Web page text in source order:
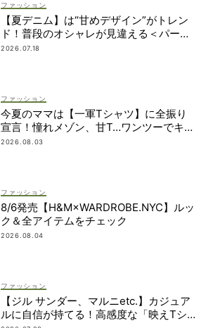
ファッション
【夏デニム】は“甘めデザイン”がトレン
ド！普段のオシャレが見違える＜パー
ル、レースetc.＞
2026.07.18
ファッション
今夏のママは【一軍Tシャツ】に全振り
宣言！憧れメゾン、甘T…ワンツーでキマ
るものだけ
2026.08.03
ファッション
8/6発売【H&M×WARDROBE.NYC】ルッ
ク＆全アイテムをチェック
2026.08.04
ファッション
【ジル サンダー、マルニetc.】カジュア
ルに自信が持てる！高感度な「映えTシ